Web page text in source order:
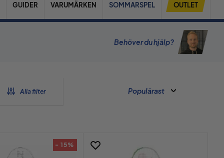
GUIDER VARUMÄRKEN SOMMARSPEL OUTLET
Behöver du hjälp?
Alla filter Populärast
- 15%